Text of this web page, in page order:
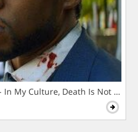
In My Culture, Death Is Not The